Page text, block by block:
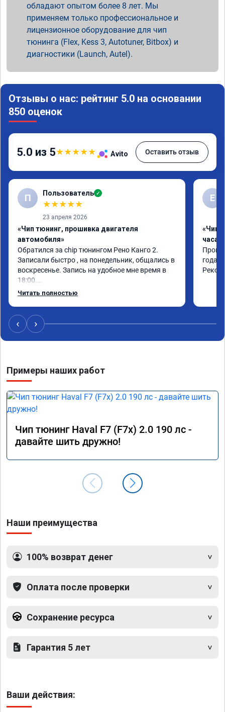
обладают опытом более 8 лет. Мы
применяем только профессиональное и
лицензионное оборудование для чип
тюнинга (Flex, Kess 3, Autotuner, Bitbox) и
диагностики (Launch, Autel).
Отзывы о нас: рейтинг 5.0 на основании
850 оценок
5.0 из 5★★★★★ Avito Оставить отзыв
П Пользователь ✓
★★★★★
23 апреля 2026
«Чип тюнинг, прошивка двигателя
автомобиля»
Обратился за chip тюнингом Рено Канго 2.
Записали быстро , на понедельник, общались в
воскресенье. Запись на удобное мне время в
18:00.
Работу выполнили за 30 минут, качественно,
Читать полностью
Е
«Чип
часа»
года.
‹ ›
Примеры наших работ
Чип тюнинг Haval F7 (F7x) 2.0 190 лс -
давайте шить дружно!
Наши преимущества
100% возврат денег
Оплата после проверки
Сохранение ресурса
Гарантия 5 лет
Ваши действия: